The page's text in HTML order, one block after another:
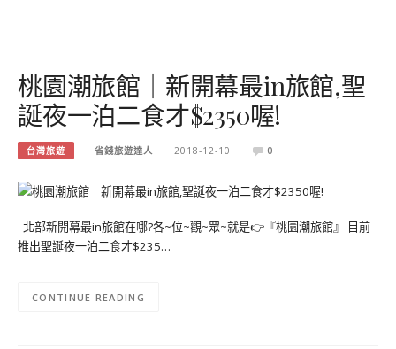
桃園潮旅館｜新開幕最in旅館,聖
誕夜一泊二食才$2350喔!
台灣旅遊 省錢旅遊達人 2018-12-10 0
北部新開幕最in旅館在哪?各~位~觀~眾~就是👉『桃園潮旅館』 目前
推出聖誕夜一泊二食才$235…
CONTINUE READING